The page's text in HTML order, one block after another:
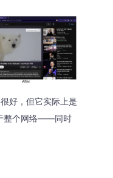
好，但它实际上是
整个网络——同时